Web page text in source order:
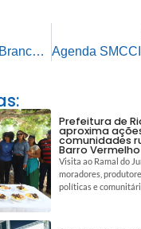
Prefeitura de Rio Branco segue com a entrega de brinquedos do programa ‘Natal Criança Feliz’ até o dia 24 de dezembro
Prefeitura de
aproxima
comunidades
Barro Vermelho
Visita ao Ramal do
moradores,
políticas e